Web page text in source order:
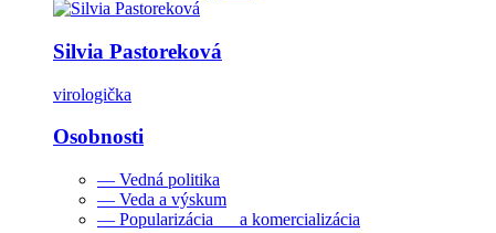
Silvia Pastoreková
virologička
Osobnosti
— Vedná politika
— Veda a výskum
— Popularizácia a komercializácia